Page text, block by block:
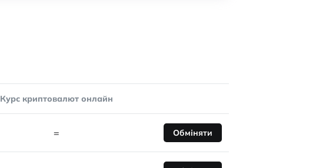
Курс криптовалют онлайн
= Обміняти